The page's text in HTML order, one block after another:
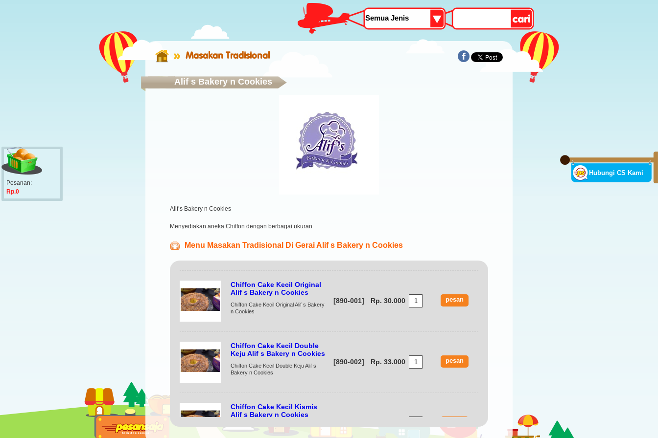
Hubungi CS Kami
Pesanan:
Rp.0
Masakan Tradisional
Alif s Bakery n Cookies
Alif s Bakery n Cookies
Menyediakan aneka Chiffon dengan berbagai ukuran
Menu Masakan Tradisional Di Gerai Alif s Bakery n Cookies
Chiffon Cake Kecil Original
Alif s Bakery n Cookies
Chiffon Cake Kecil Original Alif s Bakery
n Cookies
[890-001] Rp. 30.000
Chiffon Cake Kecil Double
Keju Alif s Bakery n Cookies
Chiffon Cake Kecil Double Keju Alif s
Bakery n Cookies
[890-002] Rp. 33.000
Chiffon Cake Kecil Kismis
Alif s Bakery n Cookies
Chiffon Cake Kecil Kismis Alif s Bakery n